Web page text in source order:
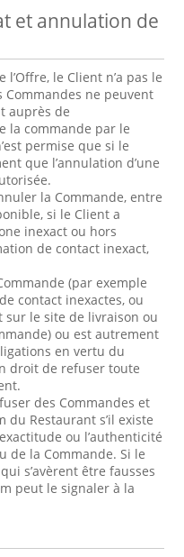
et annulation de
le Client n’a pas le
ne peuvent
auprès de
la commande par le
permise que si le
que l’annulation d’une
la Commande, entre
si le Client a
inexact ou hors
de contact inexact,
(par exemple
contact inexactes, ou
sur le site de livraison ou
ou est autrement
en vertu du
droit de refuser toute
des Commandes et
du Restaurant s’il existe
ou l’authenticité
de la Commande. Si le
s’avèrent être fausses
peut le signaler à la